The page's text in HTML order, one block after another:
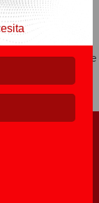
seriamente
y a la medida del